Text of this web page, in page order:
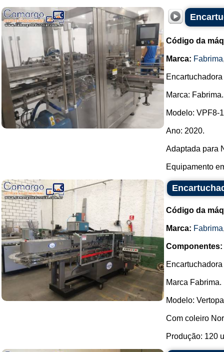
Código da
Marca: Fabrima
Marca: Fabrima.
Modelo: VPF8-
Ano: 2020.
Adaptada para
Equipamento
Código da
Marca: Fabrima
Componentes:
Marca Fabrima.
Modelo:
Com coleiro
Produção: 120